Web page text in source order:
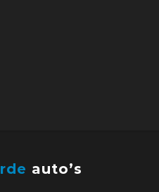
auto’s